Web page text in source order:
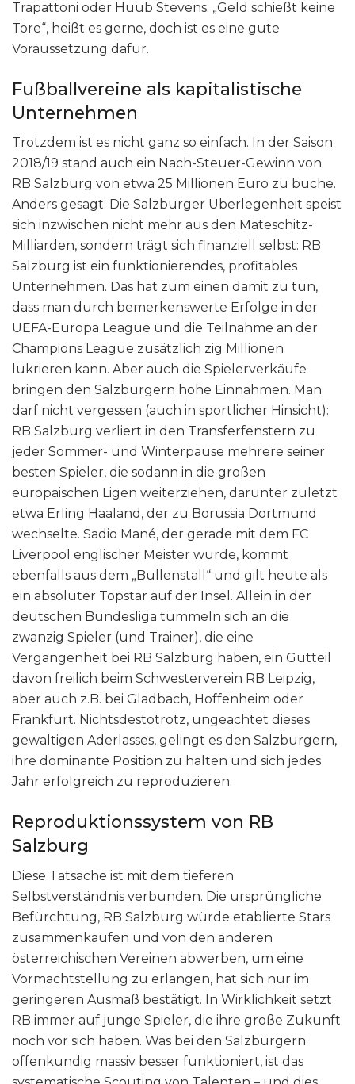
Trapattoni oder Huub Stevens. „Geld schießt keine
Tore“, heißt es gerne, doch ist es eine gute
Voraussetzung dafür.
Fußballvereine als kapitalistische
Unternehmen
Trotzdem ist es nicht ganz so einfach. In der Saison
2018/19 stand auch ein Nach-Steuer-Gewinn von
RB Salzburg von etwa 25 Millionen Euro zu buche.
Anders gesagt: Die Salzburger Überlegenheit speist
sich inzwischen nicht mehr aus den Mateschitz-
Milliarden, sondern trägt sich finanziell selbst: RB
Salzburg ist ein funktionierendes, profitables
Unternehmen. Das hat zum einen damit zu tun,
dass man durch bemerkenswerte Erfolge in der
UEFA-Europa League und die Teilnahme an der
Champions League zusätzlich zig Millionen
lukrieren kann. Aber auch die Spielerverkäufe
bringen den Salzburgern hohe Einnahmen. Man
darf nicht vergessen (auch in sportlicher Hinsicht):
RB Salzburg verliert in den Transferfenstern zu
jeder Sommer- und Winterpause mehrere seiner
besten Spieler, die sodann in die großen
europäischen Ligen weiterziehen, darunter zuletzt
etwa Erling Haaland, der zu Borussia Dortmund
wechselte. Sadio Mané, der gerade mit dem FC
Liverpool englischer Meister wurde, kommt
ebenfalls aus dem „Bullenstall“ und gilt heute als
ein absoluter Topstar auf der Insel. Allein in der
deutschen Bundesliga tummeln sich an die
zwanzig Spieler (und Trainer), die eine
Vergangenheit bei RB Salzburg haben, ein Gutteil
davon freilich beim Schwesterverein RB Leipzig,
aber auch z.B. bei Gladbach, Hoffenheim oder
Frankfurt. Nichtsdestotrotz, ungeachtet dieses
gewaltigen Aderlasses, gelingt es den Salzburgern,
ihre dominante Position zu halten und sich jedes
Jahr erfolgreich zu reproduzieren.
Reproduktionssystem von RB
Salzburg
Diese Tatsache ist mit dem tieferen
Selbstverständnis verbunden. Die ursprüngliche
Befürchtung, RB Salzburg würde etablierte Stars
zusammenkaufen und von den anderen
österreichischen Vereinen abwerben, um eine
Vormachtstellung zu erlangen, hat sich nur im
geringeren Ausmaß bestätigt. In Wirklichkeit setzt
RB immer auf junge Spieler, die ihre große Zukunft
noch vor sich haben. Was bei den Salzburgern
offenkundig massiv besser funktioniert, ist das